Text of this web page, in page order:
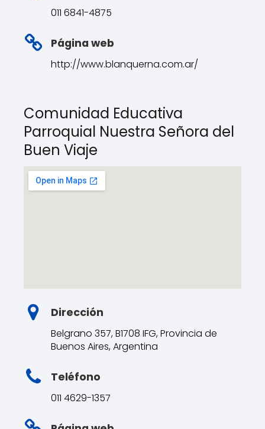
011 6841-4875
Página web
http://www.blanquerna.com.ar/
Comunidad Educativa
Parroquial Nuestra Señora del
Buen Viaje
Dirección
Belgrano 357, B1708 IFG, Provincia de
Buenos Aires, Argentina
Teléfono
011 4629-1357